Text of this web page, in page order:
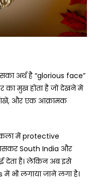
अर्थ है “glorious face”
का मुख होता है जो देखने में
आंखें, और एक आक्रामक
में protective
South India और
देता है। लेकिन अब इसे
भी लगाया जाने लगा है।